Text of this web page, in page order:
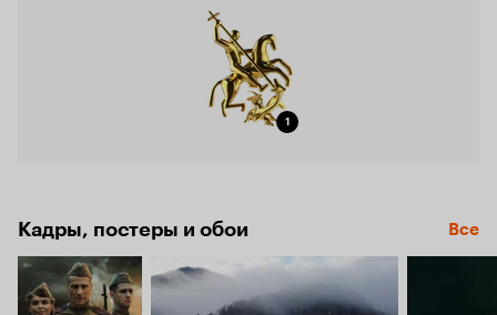
1
Кадры, постеры и обои Все